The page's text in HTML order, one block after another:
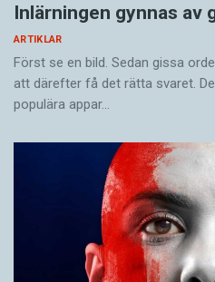
Inlärningen gynnas av
ARTIKLAR
Först se en bild. Sedan gissa
att därefter få det rätta svaret.
populära appar…